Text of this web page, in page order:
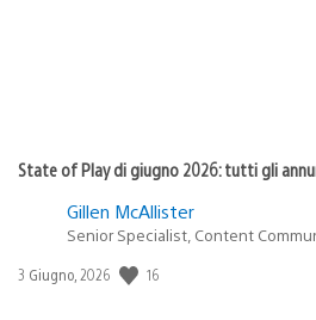
State of Play di giugno 2026: tutti gli
Gillen McAllister
Senior Specialist, Content
Data
3 Giugno, 2026 16